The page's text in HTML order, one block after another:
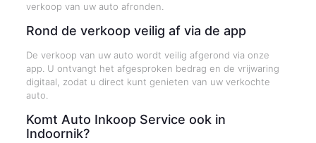
verkoop van uw auto afronden.
Rond de verkoop veilig af via de app
De verkoop van uw auto wordt veilig afgerond via onze
app. U ontvangt het afgesproken bedrag en de vrijwaring
digitaal, zodat u direct kunt genieten van uw verkochte
auto.
Komt Auto Inkoop Service ook in
Indoornik?